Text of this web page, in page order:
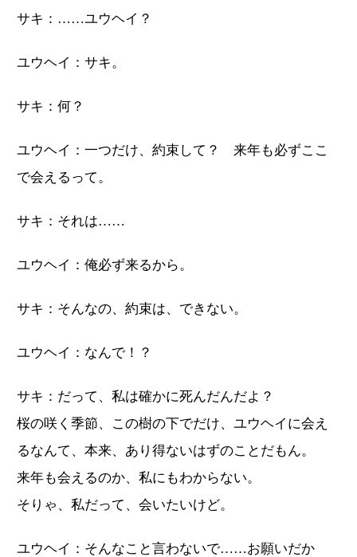
サキ：……ユウヘイ？
ユウヘイ：サキ。
サキ：何？
ユウヘイ：一つだけ、約束して？ 来年も必ずここ
で会えるって。
サキ：それは……
ユウヘイ：俺必ず来るから。
サキ：そんなの、約束は、できない。
ユウヘイ：なんで！？
サキ：だって、私は確かに死んだんだよ？
桜の咲く季節、この樹の下でだけ、ユウヘイに会え
るなんて、本来、あり得ないはずのことだもん。
来年も会えるのか、私にもわからない。
そりゃ、私だって、会いたいけど。
ユウヘイ：そんなこと言わないで……お願いだか